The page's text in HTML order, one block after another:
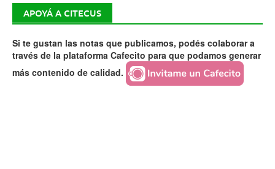
APOYÁ A CITECUS
Si te gustan las notas que publicamos, podés colaborar a
través de la plataforma Cafecito para que podamos generar
más contenido de calidad.